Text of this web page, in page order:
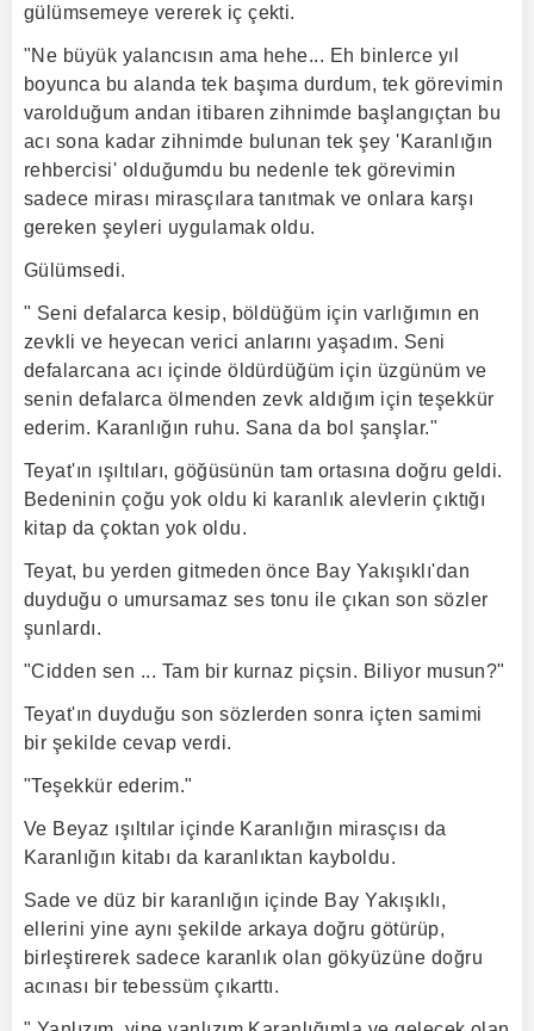
gülümsemeye vererek iç çekti.
"Ne büyük yalancısın ama hehe... Eh binlerce yıl
boyunca bu alanda tek başıma durdum, tek görevimin
varolduğum andan itibaren zihnimde başlangıçtan bu
acı sona kadar zihnimde bulunan tek şey 'Karanlığın
rehbercisi' olduğumdu bu nedenle tek görevimin
sadece mirası mirasçılara tanıtmak ve onlara karşı
gereken şeyleri uygulamak oldu.
Gülümsedi.
" Seni defalarca kesip, böldüğüm için varlığımın en
zevkli ve heyecan verici anlarını yaşadım. Seni
defalarcana acı içinde öldürdüğüm için üzgünüm ve
senin defalarca ölmenden zevk aldığım için teşekkür
ederim. Karanlığın ruhu. Sana da bol şanşlar."
Teyat'ın ışıltıları, göğüsünün tam ortasına doğru geldi.
Bedeninin çoğu yok oldu ki karanlık alevlerin çıktığı
kitap da çoktan yok oldu.
Teyat, bu yerden gitmeden önce Bay Yakışıklı'dan
duyduğu o umursamaz ses tonu ile çıkan son sözler
şunlardı.
"Cidden sen ... Tam bir kurnaz piçsin. Biliyor musun?"
Teyat'ın duyduğu son sözlerden sonra içten samimi
bir şekilde cevap verdi.
"Teşekkür ederim."
Ve Beyaz ışıltılar içinde Karanlığın mirasçısı da
Karanlığın kitabı da karanlıktan kayboldu.
Sade ve düz bir karanlığın içinde Bay Yakışıklı,
ellerini yine aynı şekilde arkaya doğru götürüp,
birleştirerek sadece karanlık olan gökyüzüne doğru
acınası bir tebessüm çıkarttı.